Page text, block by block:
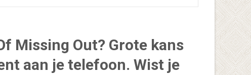
Missing Out? Grote kans
aan je telefoon. Wist je